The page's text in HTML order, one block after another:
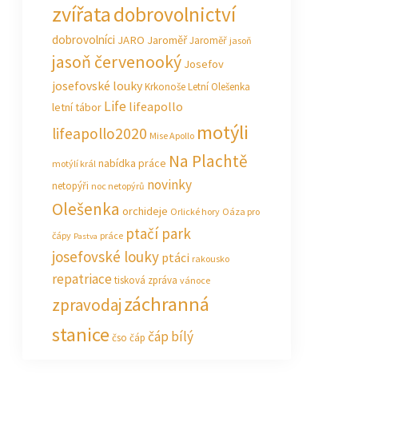
zvířatadobrovolnictví
dobrovolníci JARO JaroměřJaroměř jasoň
jasoň červenooký Josefov
josefovské loukyKrkonošeLetní Olešenka
letní tábor Life lifeapollo
lifeapollo2020 Mise Apollo motýli
motýlí král nabídka práce Na Plachtě
netopýři noc netopýrů novinky
Olešenka orchideje Orlické hory Oáza pro
čápy Pastva práce ptačí park
josefovské louky ptáci rakousko
repatriacetisková zpráva vánoce
zpravodajzáchranná
stanice čso čáp čáp bílý